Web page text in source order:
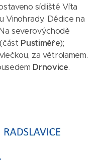
sídliště Víta
Vinohrady. Dědice na
severovýchodě
Pustiměře);
za větrolamem.
Drnovice.